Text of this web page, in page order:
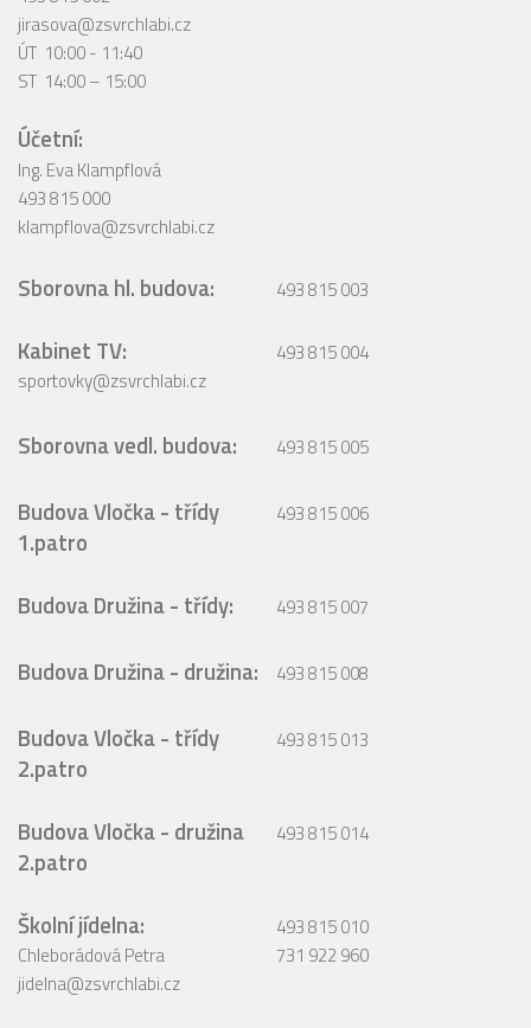
jirasova@zsvrchlabi.cz
ÚT 10:00 - 11:40
ST 14:00 – 15:00
Účetní:
Ing. Eva Klampflová
493 815 000
klampflova@zsvrchlabi.cz
Sborovna hl. budova: 493 815 003
Kabinet TV:
sportovky@zsvrchlabi.cz
493 815 004
Sborovna vedl. budova: 493 815 005
Budova Vločka - třídy
1.patro
493 815 006
Budova Družina - třídy: 493 815 007
Budova Družina - družina: 493 815 008
Budova Vločka - třídy
2.patro
493 815 013
Budova Vločka - družina
2.patro
493 815 014
Školní jídelna:
Chleborádová Petra
jidelna@zsvrchlabi.cz
493 815 010
731 922 960